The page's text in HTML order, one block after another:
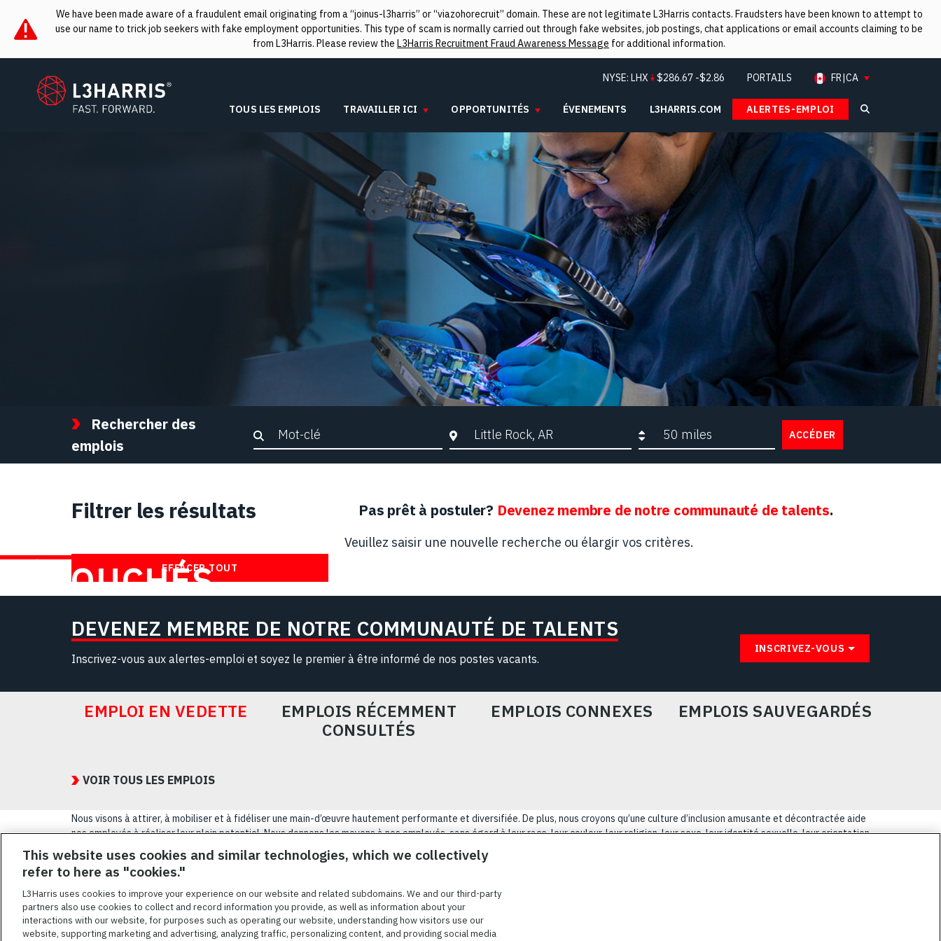
We have been made aware of a fraudulent email originating from a “joinus-l3harris” or “viazohorecruit” domain. These are not legitimate L3Harris contacts. Fraudsters have been known to attempt to
use our name to trick job seekers with fake employment opportunities. This type of scam is normally carried out through fake websites, job postings, chat applications or email accounts claiming to be
from L3Harris. Please review the L3Harris Recruitment Fraud Awareness Message for additional information.
L3Harris
Search
NYSE:LHX $286.67 -$2.86 PORTAILS FR|CA
TOUS LES EMPLOIS TRAVAILLER ICI OPPORTUNITÉS ÉVENEMENTS L3HARRIS.COM ALERTES-EMPLOI
DÉBOUCHÉS
CHEZ NOUS
Rechercher des
emplois
Recherche par mots-clés Ville, Région ou Code postal Rayon de recherche ACCÉDER
Pas prêt à postuler? Devenez membre de notre communauté de talents.
Veuillez saisir une nouvelle recherche ou élargir vos critères.
Filtrer les résultats
EFFACER TOUT
DEVENEZ MEMBRE DE NOTRE COMMUNAUTÉ DE TALENTS
Inscrivez-vous aux alertes-emploi et soyez le premier à être informé de nos postes vacants.
INSCRIVEZ-VOUS
EMPLOI EN VEDETTE
EMPLOIS RÉCEMMENT
CONSULTÉS
EMPLOIS CONNEXES EMPLOIS SAUVEGARDÉS
JobsVOIR TOUS LES EMPLOIS
Nous visons à attirer, à mobiliser et à fidéliser une main-d’œuvre hautement performante et diversifiée. De plus, nous croyons qu’une culture d’inclusion amusante et décontractée aide
nos employés à réaliser leur plein potentiel. Nous donnons les moyens à nos employés, sans égard à leur race, leur couleur, leur religion, leur sexe, leur identité sexuelle, leur orientation
sexuelle, leur origine nationale, leur handicap ou leur statut d’ancien combattant, d’innover afin de résoudre les problèmes les plus coriaces de nos clients.
L3HARRIS.COM
This website uses cookies and similar technologies, which we collectively
refer to here as "cookies."
L3Harris uses cookies to improve your experience on our website and related subdomains. We and our third-party
partners also use cookies to collect and record information you provide, as well as information about your
interactions with our website, for purposes such as operating our website, understanding how visitors use our
website, supporting marketing and advertising, analyzing traffic, personalizing content, and providing social media